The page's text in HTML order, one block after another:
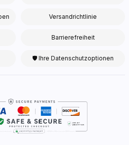
Versandrichtlinie
Barrierefreiheit
🛡 Ihre Datenschutzoptionen